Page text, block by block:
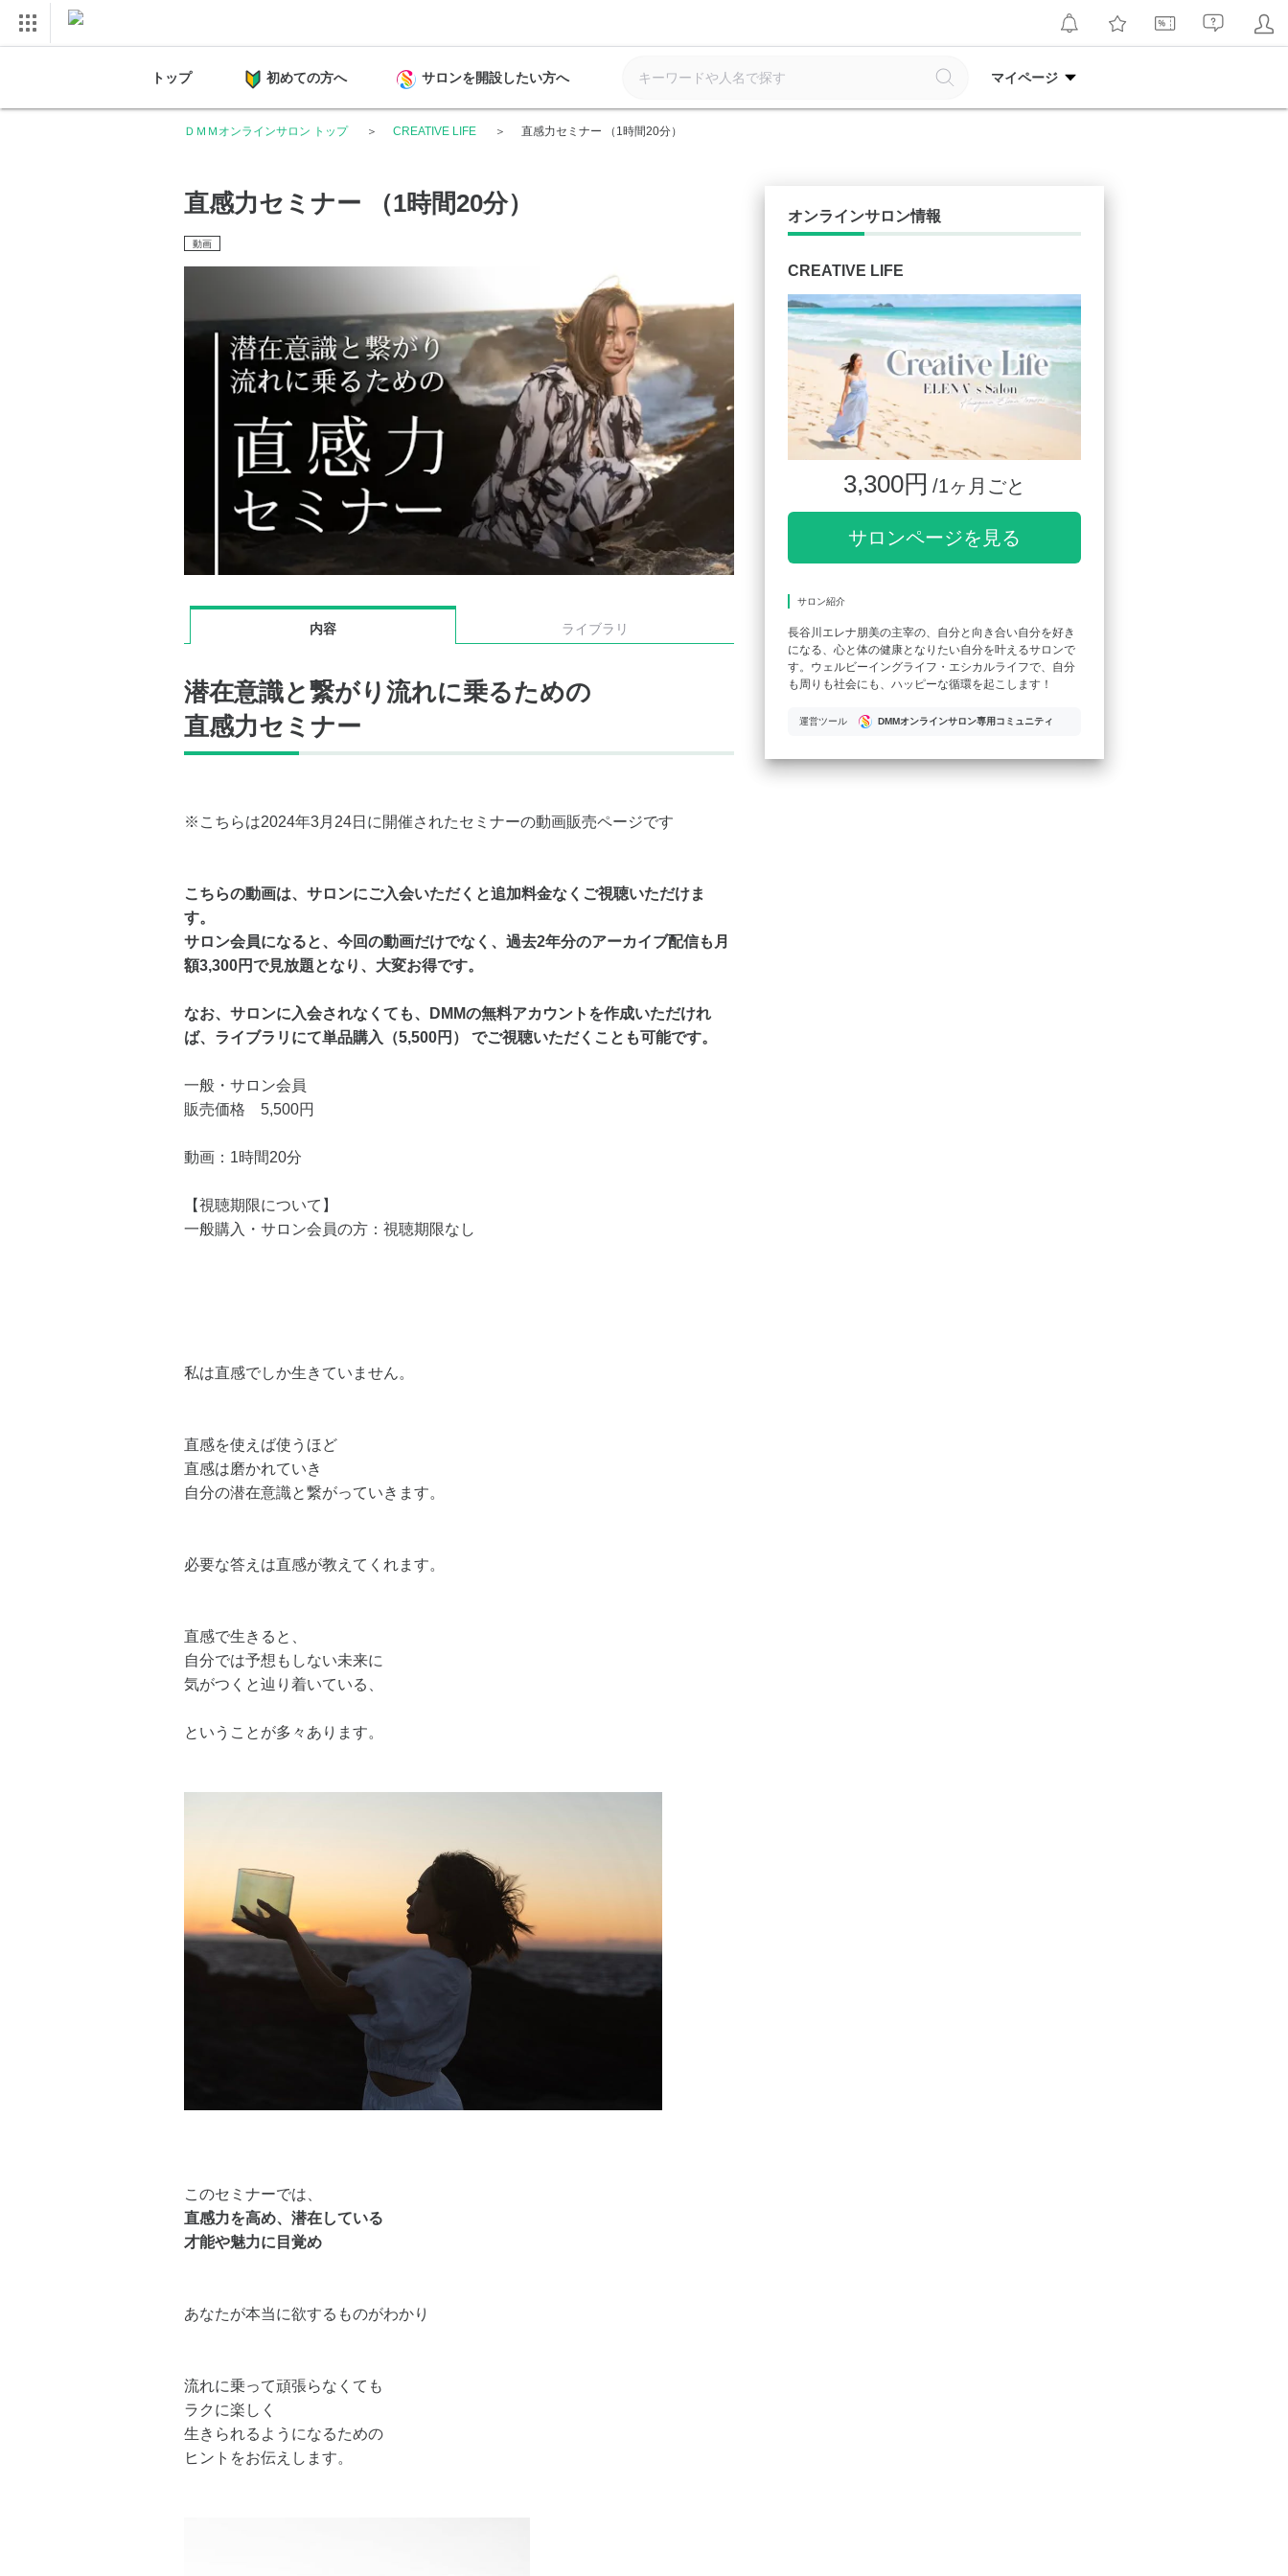
トップ 初めての方へ サロンを開設したい方へ マイページ
ＤＭＭオンラインサロン トップ CREATIVE LIFE 直感力セミナー （1時間20分）
直感力セミナー （1時間20分）
動画
内容 ライブラリ
潜在意識と繋がり流れに乗るための
直感力セミナー
※こちらは2024年3月24日に開催されたセミナーの動画販売ページです
こちらの動画は、サロンにご入会いただくと追加料金なくご視聴いただけま
す。
サロン会員になると、今回の動画だけでなく、過去2年分のアーカイブ配信も月
額3,300円で見放題となり、大変お得です。
なお、サロンに入会されなくても、DMMの無料アカウントを作成いただけれ
ば、ライブラリにて単品購入（5,500円） でご視聴いただくことも可能です。
一般・サロン会員
販売価格 5,500円
動画：1時間20分
【視聴期限について】
一般購入・サロン会員の方：視聴期限なし
私は直感でしか生きていません。
直感を使えば使うほど
直感は磨かれていき
自分の潜在意識と繋がっていきます。
必要な答えは直感が教えてくれます。
直感で生きると、
自分では予想もしない未来に
気がつくと辿り着いている、
ということが多々あります。
このセミナーでは、
直感力を高め、潜在している
才能や魅力に目覚め
あなたが本当に欲するものがわかり
流れに乗って頑張らなくても
ラクに楽しく
生きられるようになるための
ヒントをお伝えします。
オンラインサロン情報
CREATIVE LIFE
3,300円 /1ヶ月ごと
サロンページを見る
サロン紹介
長谷川エレナ朋美の主宰の、自分と向き合い自分を好き
になる、心と体の健康となりたい自分を叶えるサロンで
す。ウェルビーイングライフ・エシカルライフで、自分
も周りも社会にも、ハッピーな循環を起こします！
運営ツール DMMオンラインサロン専用コミュニティ